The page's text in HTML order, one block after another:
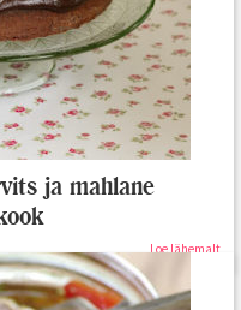
ja mahlane
Loe lähemalt